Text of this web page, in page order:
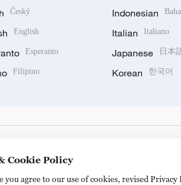
Český
English
Esperanto
Filipino
Indonesian
Italian Italiano
Japanese 日本
Korean 한국어
Cookie Policy
agree to our use of cookies, revised Privacy